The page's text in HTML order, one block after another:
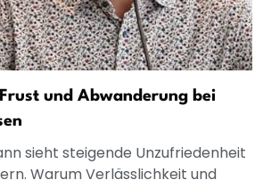
und Abwanderung bei
sieht steigende Unzufriedenheit
Warum Verlässlichkeit und